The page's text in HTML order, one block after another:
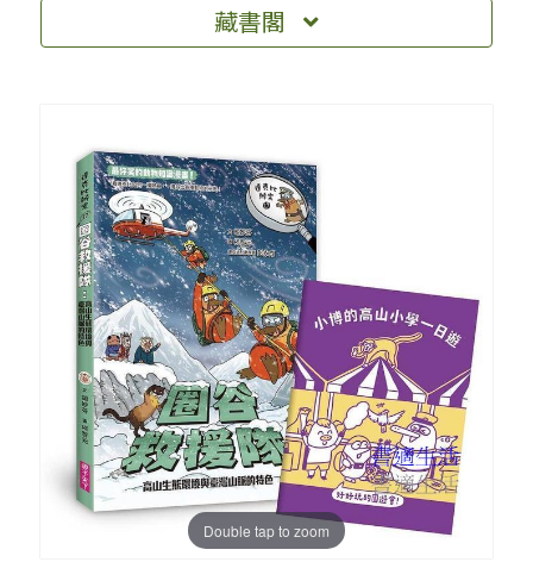
藏書閣
Double tap to zoom